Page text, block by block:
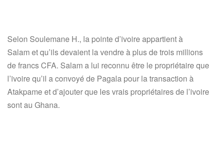
Selon Soulemane H., la pointe d’ivoire appartient à
Salam et qu’ils devaient la vendre à plus de trois millions
de francs CFA. Salam a lui reconnu être le propriétaire que
l’ivoire qu’il a convoyé de Pagala pour la transaction à
Atakpame et d’ajouter que les vrais propriétaires de l’ivoire
sont au Ghana.